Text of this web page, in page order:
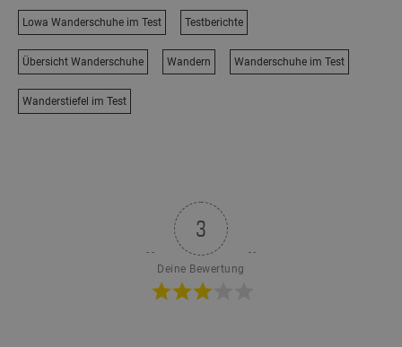
Lowa Wanderschuhe im Test Testberichte
Übersicht Wanderschuhe Wandern Wanderschuhe im Test
Wanderstiefel im Test
3
Deine Bewertung